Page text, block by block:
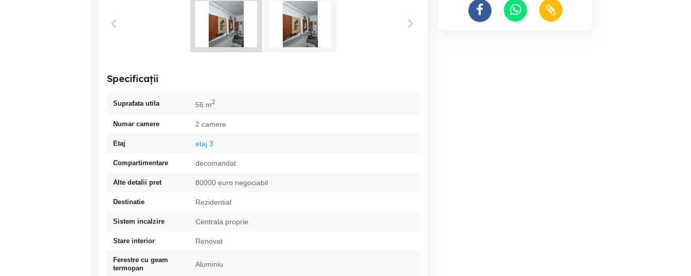
Specificații
Suprafata utila 56 m2
Numar camere 2 camere
Etaj etaj 3
Compartimentare decomandat
Alte detalii pret 80000 euro negociabil
Destinatie Rezidential
Sistem incalzire Centrala proprie
Stare interior Renovat
Ferestre cu geam
termopan
Aluminiu